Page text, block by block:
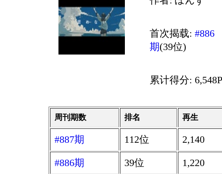
首次揭载: #886
期(39位)
累计得分:
周刊期数 排名 再生
#887期 112位 2,140
#886期 39位 1,220